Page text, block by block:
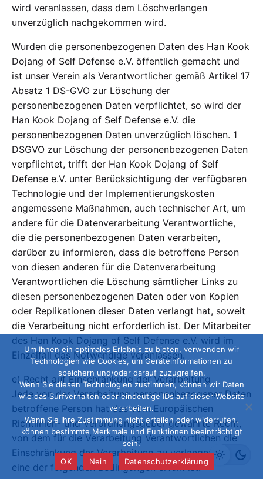
wird veranlassen, dass dem Löschverlangen
unverzüglich nachgekommen wird.
Wurden die personenbezogenen Daten des Han Kook
Dojang of Self Defense e.V. öffentlich gemacht und
ist unser Verein als Verantwortlicher gemäß Artikel 17
Absatz 1 DS-GVO zur Löschung der
personenbezogenen Daten verpflichtet, so wird der
Han Kook Dojang of Self Defense e.V. die
personenbezogenen Daten unverzüglich löschen. 1
DSGVO zur Löschung der personenbezogenen Daten
verpflichtet, trifft der Han Kook Dojang of Self
Defense e.V. unter Berücksichtigung der verfügbaren
Technologie und der Implementierungskosten
angemessene Maßnahmen, auch technischer Art, um
andere für die Datenverarbeitung Verantwortliche,
die die personenbezogenen Daten verarbeiten,
darüber zu informieren, dass die betroffene Person
von diesen anderen für die Datenverarbeitung
Verantwortlichen die Löschung sämtlicher Links zu
diesen personenbezogenen Daten oder von Kopien
oder Replikationen dieser Daten verlangt hat, soweit
die Verarbeitung nicht erforderlich ist. Der Mitarbeiter
des Han Kook Dojang of Self Defense e.V. wird im
Einzelfall das Notwendige veranlassen.
e) Recht auf Einschränkung der Verarbeitung
Jede von der Verarbeitung personenbezogener Daten
betroffene Person hat das vom Europäischen
Richtlinien- und Verordnungsgeber gewährte Recht,
von dem für die Verarbeitung Verantwortlichen die
Einschränkung der Verarbeitung zu verlangen, wenn
eine der folgenden Bedingungen erfüllt ist:
Um Ihnen ein optimales Erlebnis zu bieten, verwenden wir
Technologien wie Cookies, um Geräteinformationen zu
speichern und/oder darauf zuzugreifen.
Wenn Sie diesen Technologien zustimmen, können wir Daten
wie das Surfverhalten oder eindeutige IDs auf dieser Website
verarbeiten.
Wenn Sie Ihre Zustimmung nicht erteilen oder widerrufen,
können bestimmte Merkmale und Funktionen beeinträchtigt
sein.
OK
Nein Datenschutzerklärung